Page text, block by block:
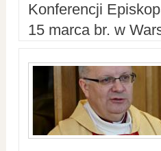
Konferencji
15 marca br. w